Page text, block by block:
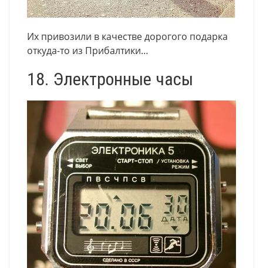
Их привозили в качестве дорогого подарка
откуда-то из Прибалтики…
18. Электронные часы